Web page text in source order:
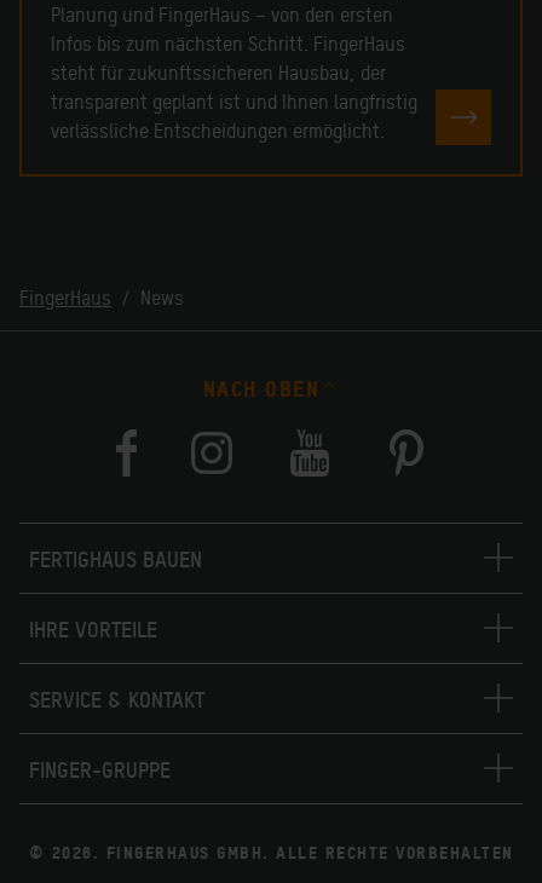
Planung und FingerHaus – von den ersten
Infos bis zum nächsten Schritt. FingerHaus
steht für zukunftssicheren Hausbau, der
transparent geplant ist und Ihnen langfristig
verlässliche Entscheidungen ermöglicht.
FingerHaus News
NACH OBEN
FERTIGHAUS BAUEN
IHRE VORTEILE
SERVICE & KONTAKT
FINGER-GRUPPE
© 2026. FINGERHAUS GMBH. ALLE RECHTE VORBEHALTEN